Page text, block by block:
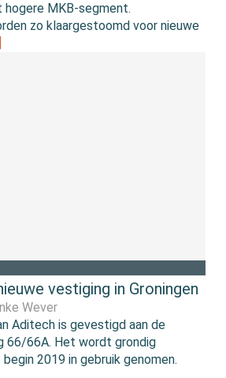
hogere MKB-segment.
zo klaargestoomd voor nieuwe
vestiging in Groningen
Wever
Aditech is gevestigd aan de
66/66A. Het wordt grondig
2019 in gebruik genomen.